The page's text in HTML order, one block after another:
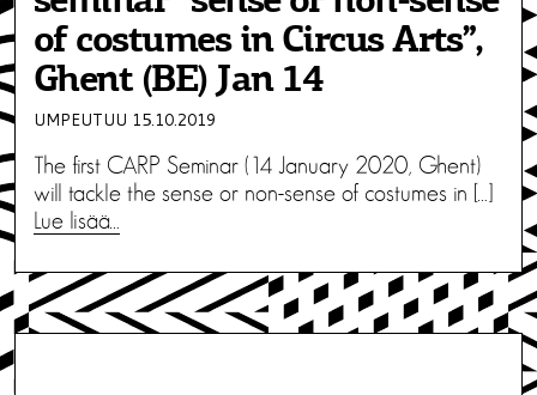
of costumes in Circus Arts”,
Ghent (BE) Jan 14
UMPEUTUU 15.10.2019
The first CARP Seminar (14 January 2020, Ghent)
will tackle the sense or non-sense of costumes in […]
Lue lisää…